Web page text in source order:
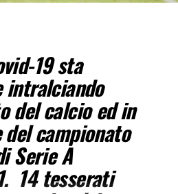
19 sta
intralciando
del calcio ed in
campionato
Serie A
14 tesserati